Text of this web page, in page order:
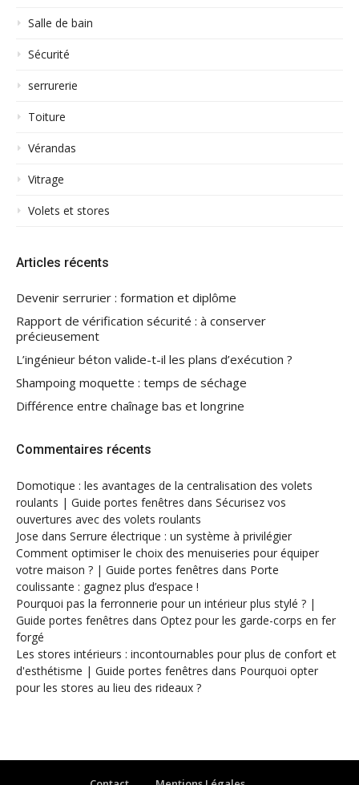
Salle de bain
Sécurité
serrurerie
Toiture
Vérandas
Vitrage
Volets et stores
Articles récents
Devenir serrurier : formation et diplôme
Rapport de vérification sécurité : à conserver
précieusement
L’ingénieur béton valide-t-il les plans d’exécution ?
Shampoing moquette : temps de séchage
Différence entre chaînage bas et longrine
Commentaires récents
Domotique : les avantages de la centralisation des volets
roulants | Guide portes fenêtres dans Sécurisez vos
ouvertures avec des volets roulants
Jose dans Serrure électrique : un système à privilégier
Comment optimiser le choix des menuiseries pour équiper
votre maison ? | Guide portes fenêtres dans Porte
coulissante : gagnez plus d’espace !
Pourquoi pas la ferronnerie pour un intérieur plus stylé ? |
Guide portes fenêtres dans Optez pour les garde-corps en fer
forgé
Les stores intérieurs : incontournables pour plus de confort et
d'esthétisme | Guide portes fenêtres dans Pourquoi opter
pour les stores au lieu des rideaux ?